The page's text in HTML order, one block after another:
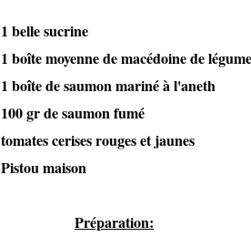
1 belle sucrine
1 boîte moyenne de macédoine de
1 boîte de saumon mariné à l'aneth
100 gr de saumon fumé
tomates cerises rouges et jaunes
Pistou maison
Préparation: